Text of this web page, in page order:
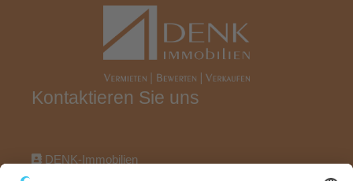
Kontaktieren Sie uns
DENK-Immobilien